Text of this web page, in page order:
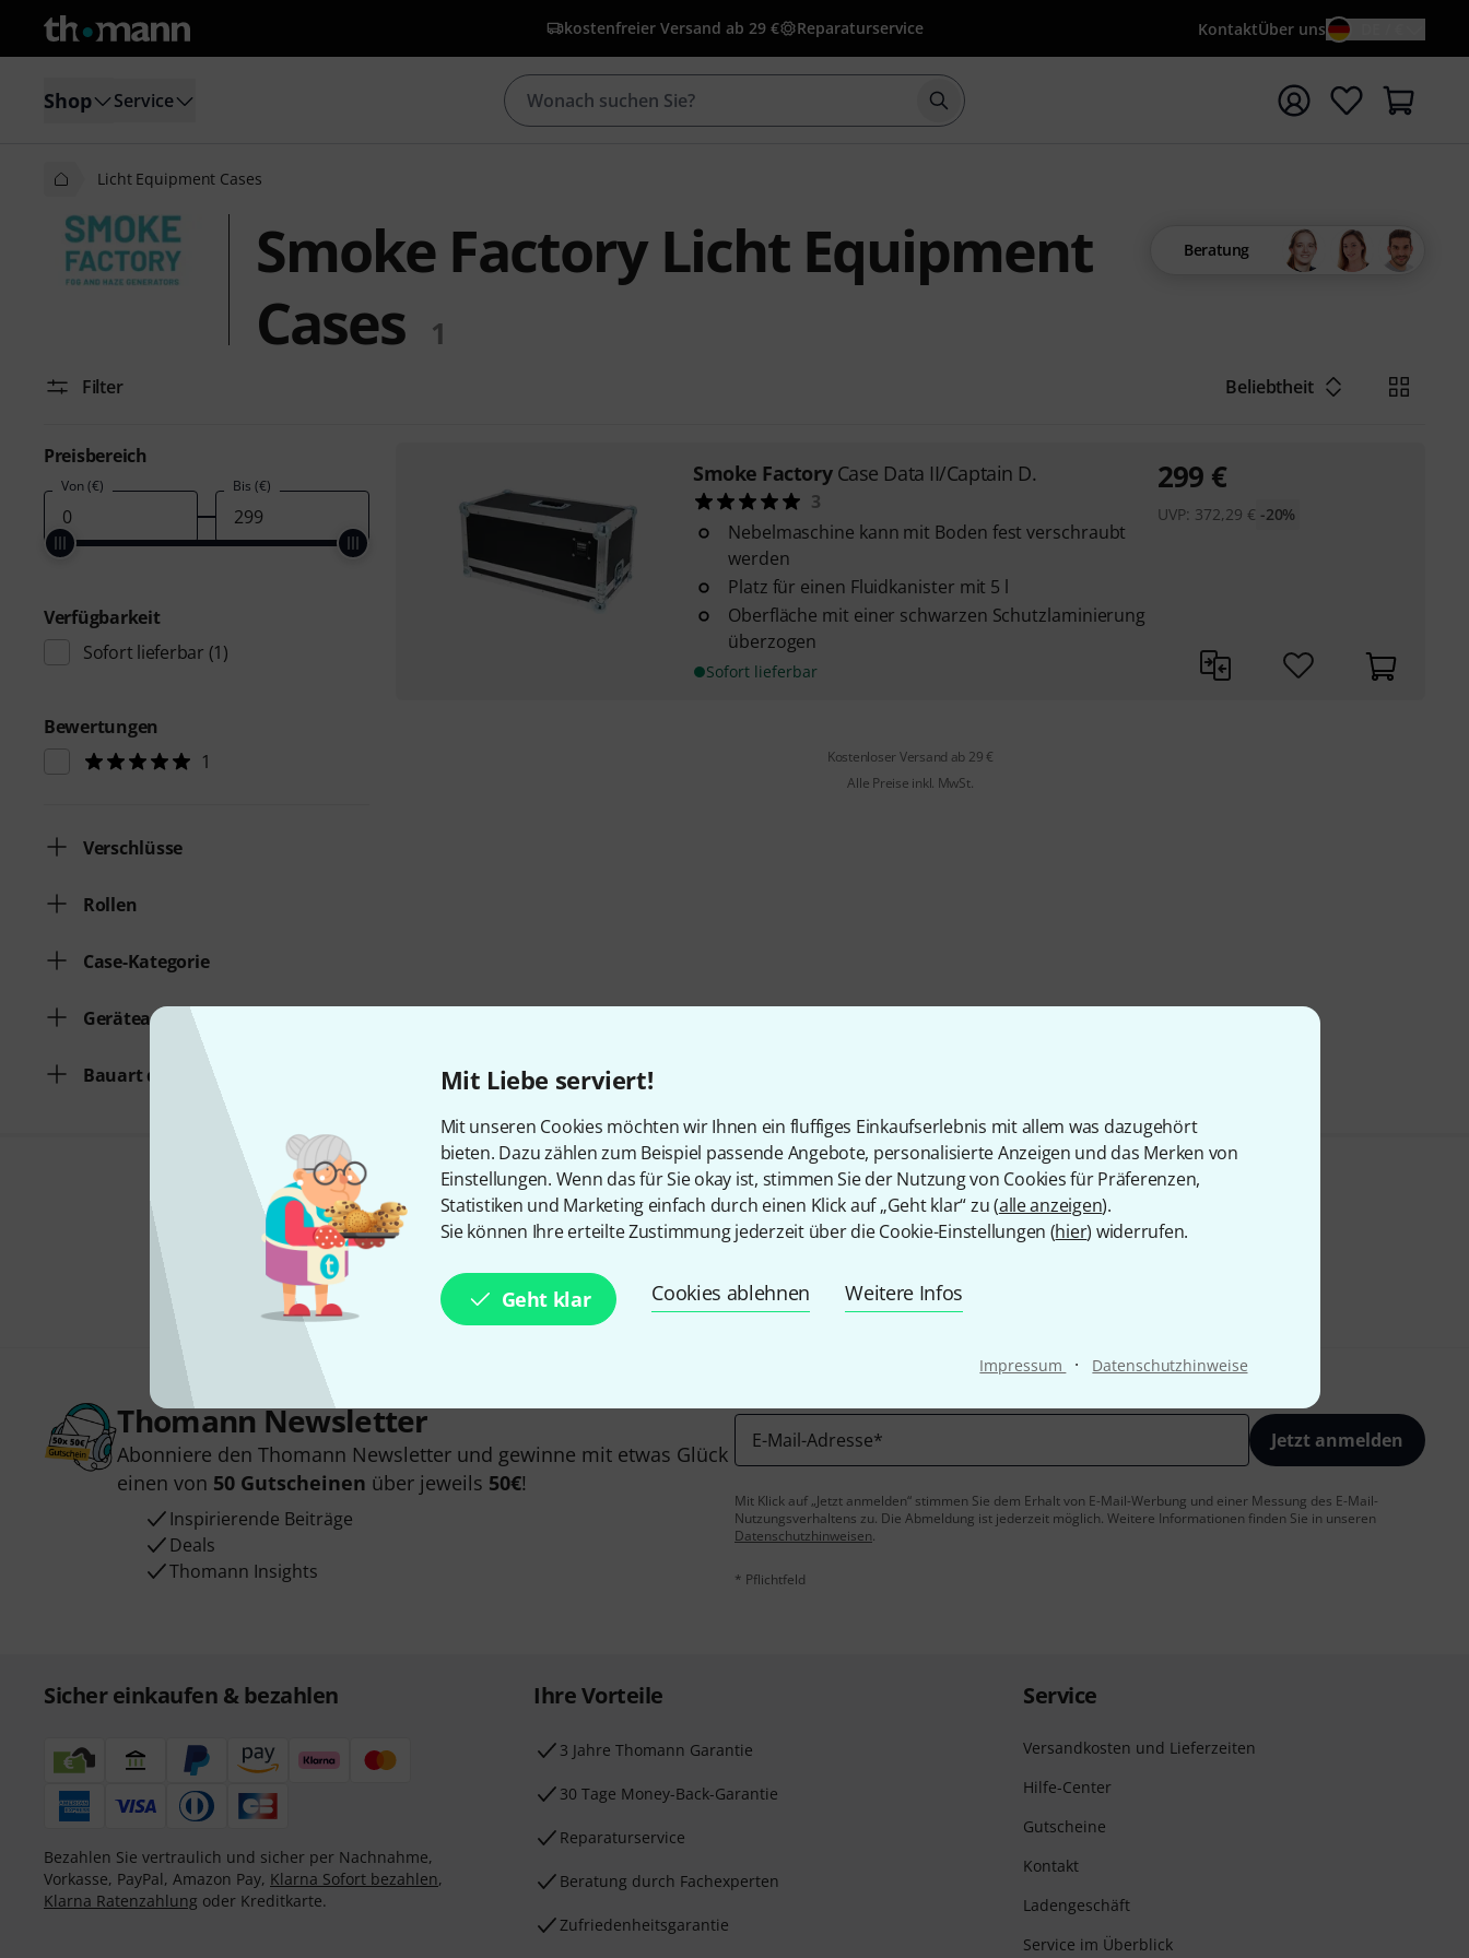
Mit Liebe serviert!
Mit unseren Cookies möchten wir Ihnen ein fluffiges Einkaufserlebnis mit allem was dazugehört
bieten. Dazu zählen zum Beispiel passende Angebote, personalisierte Anzeigen und das Merken von
Einstellungen. Wenn das für Sie okay ist, stimmen Sie der Nutzung von Cookies für Präferenzen,
Statistiken und Marketing einfach durch einen Klick auf „Geht klar“ zu (alle anzeigen).
Sie können Ihre erteilte Zustimmung jederzeit über die Cookie-Einstellungen (hier) widerrufen.
Geht klar Cookies ablehnen Weitere Infos
Impressum · Datenschutzhinweise
kostenfreier Versand ab 29 € Reparaturservice KontaktÜber uns
Shop Service Suche mit Suchwort {searchTerm} starten
Licht Equipment Cases
Smoke Factory Licht Equipment
Cases
1
Beratung
Filter Beliebtheit
Preisbereich
Von (€) Bis (€)
Verfügbarkeit
Sofort lieferbar (1)
Bewertungen
1
Verschlüsse
Rollen
Case-Kategorie
Geräteanzahl
Bauart der Unterteilung
Smoke Factory Case Data II/Captain D.
3
Nebelmaschine kann mit Boden fest verschraubt
werden
Platz für einen Fluidkanister mit 5 l
Oberfläche mit einer schwarzen Schutzlaminierung
überzogen
Sofort lieferbar
299 €
UVP: 372,29 € -20%
Kostenloser Versand ab 29 €
Alle Preise inkl. MwSt.
Gefällt Ihnen, was Sie sehen?
Thomann Newsletter
Abonniere den Thomann Newsletter und gewinne mit etwas Glück
einen von 50 Gutscheinen über jeweils 50€!
Inspirierende Beiträge
Deals
Thomann Insights
E-Mail-Adresse* Jetzt anmelden
Mit Klick auf „Jetzt anmelden“ stimmen Sie dem Erhalt von E-Mail-Werbung und einer Messung des E-Mail-
Nutzungsverhaltens zu. Die Abmeldung ist jederzeit möglich. Weitere Informationen finden Sie in unseren
Datenschutzhinweisen.
* Pflichtfeld
Sicher einkaufen & bezahlen
Bezahlen Sie vertraulich und sicher per Nachnahme,
Vorkasse, PayPal, Amazon Pay, Klarna Sofort bezahlen,
Klarna Ratenzahlung oder Kreditkarte.
Ihre Vorteile
3 Jahre Thomann Garantie
30 Tage Money-Back-Garantie
Reparaturservice
Beratung durch Fachexperten
Zufriedenheitsgarantie
Service
Versandkosten und Lieferzeiten
Hilfe-Center
Gutscheine
Kontakt
Ladengeschäft
Service im Überblick